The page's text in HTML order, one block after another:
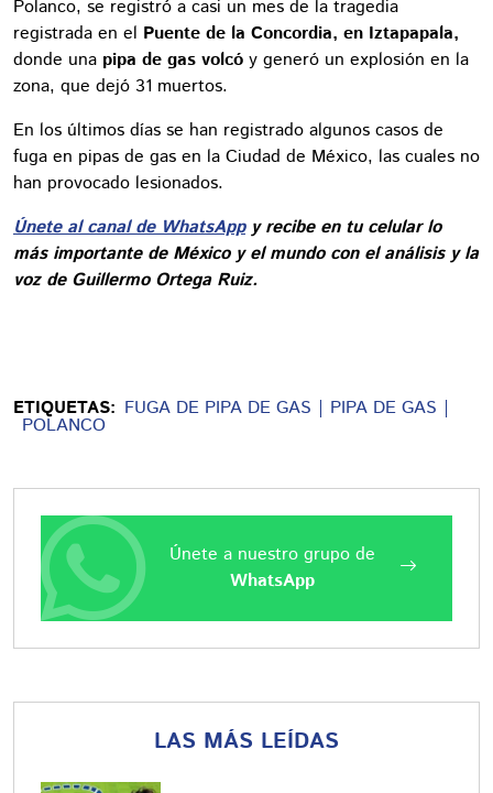
Polanco, se registró a casi un mes de la tragedia
registrada en el Puente de la Concordia, en Iztapapala,
donde una pipa de gas volcó y generó un explosión en la
zona, que dejó 31 muertos.
En los últimos días se han registrado algunos casos de
fuga en pipas de gas en la Ciudad de México, las cuales no
han provocado lesionados.
Únete al canal de WhatsAppy recibe en tu celular lo
más importante de México y el mundo con el análisis y la
voz de Guillermo Ortega Ruiz.
ETIQUETAS: FUGA DE PIPA DE GAS PIPA DE GAS
POLANCO
Únete a nuestro grupo de
WhatsApp
LAS MÁS LEÍDAS